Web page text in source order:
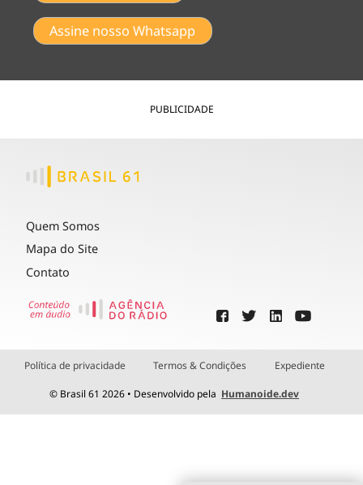
Assine nosso Whatsapp
PUBLICIDADE
Quem Somos
Mapa do Site
Contato
Política de privacidade Termos & Condições Expediente
© Brasil 61 2026 • Desenvolvido pela Humanoide.dev